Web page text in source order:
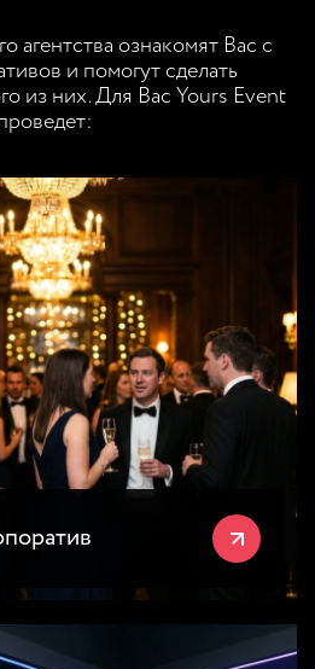
агентства ознакомят Вас с
и помогут сделать
из них. Для Вас Yours Event